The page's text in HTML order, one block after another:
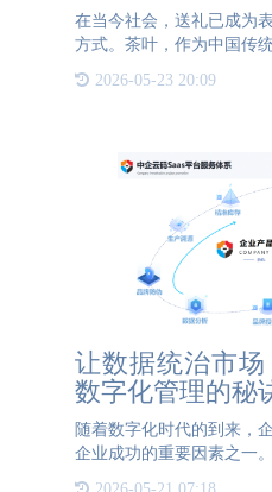
在当今社会，送礼已成为
方式。茶叶，作为中国传
首选。然而，随着茶叶市
2026-05-23 20:09
让数据统治市
数字化管理的秘
随着数字化时代的到来，
企业成功的重要因素之一